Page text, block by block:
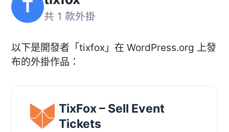
T 共 1 款外掛
以下是開發者「tixfox」在 WordPress.org 上發
布的外掛作品：
TixFox – Sell Event
Tickets